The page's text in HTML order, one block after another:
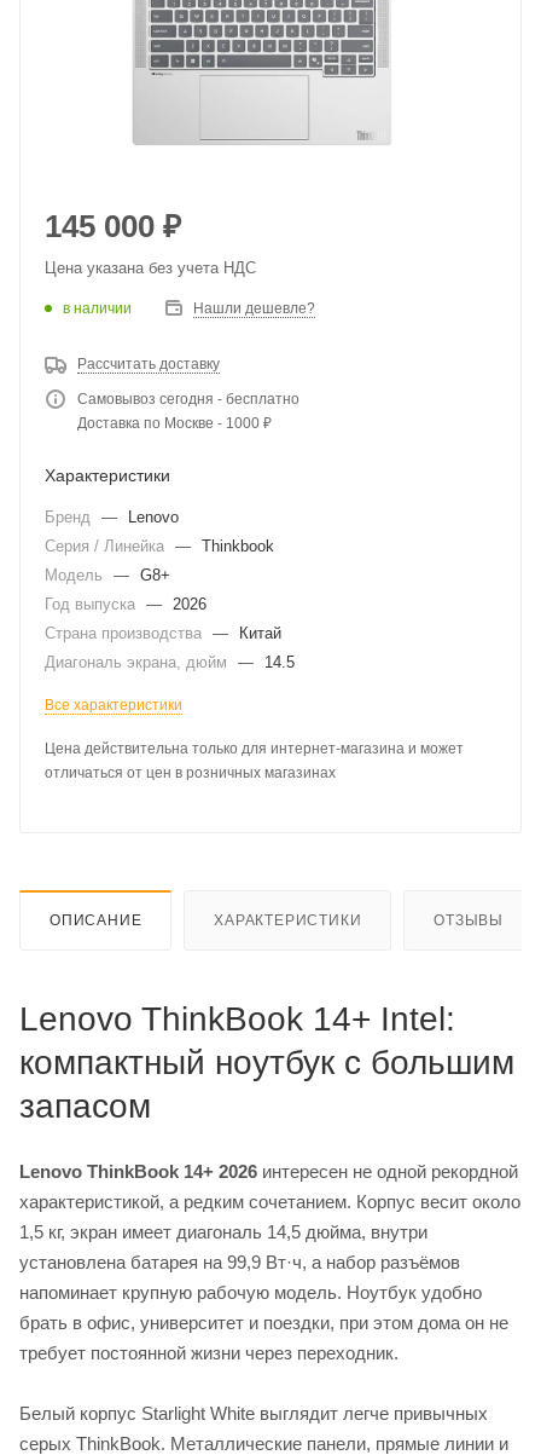
145 000 ₽
Цена указана без учета НДС
в наличии Нашли дешевле?
Рассчитать доставку
Самовывоз сегодня - бесплатно
Доставка по Москве - 1000 ₽
Характеристики
Бренд —
Lenovo
Серия / Линейка — Thinkbook
Модель
— G8+
Год выпуска — 2026
Страна производства —
Китай
Диагональ экрана, дюйм
— 14.5
Все характеристики
Цена действительна только для интернет-магазина и может
отличаться от цен в розничных магазинах
ОПИСАНИЕ ХАРАКТЕРИСТИКИ ОТЗЫВЫ
Lenovo ThinkBook 14+ Intel:
компактный ноутбук с большим
запасом
Lenovo ThinkBook 14+ 2026 интересен не одной рекордной
характеристикой, а редким сочетанием. Корпус весит около
1,5 кг, экран имеет диагональ 14,5 дюйма, внутри
установлена батарея на 99,9 Вт·ч, а набор разъёмов
напоминает крупную рабочую модель. Ноутбук удобно
брать в офис, университет и поездки, при этом дома он не
требует постоянной жизни через переходник.
Белый корпус Starlight White выглядит легче привычных
серых ThinkBook. Металлические панели, прямые линии и